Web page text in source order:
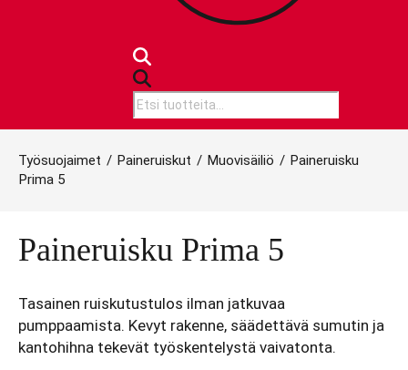
search
Työsuojaimet / Paineruiskut / Muovisäiliö / Paineruisku
Prima 5
Paineruisku Prima 5
Tasainen ruiskutustulos ilman jatkuvaa
pumppaamista. Kevyt rakenne, säädettävä sumutin ja
kantohihna tekevät työskentelystä vaivatonta.